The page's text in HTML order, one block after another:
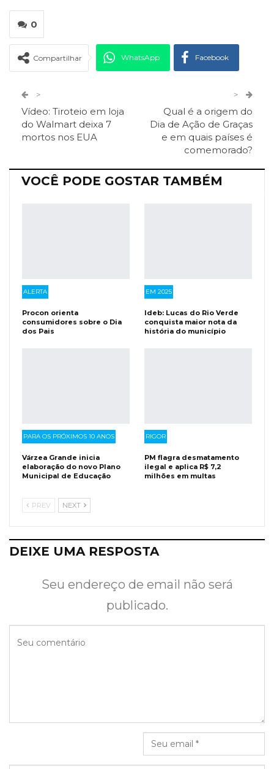
0
Compartilhar WhatsApp Facebook
Pinterest Telegram
O email
>
Vídeo: Tiroteio em loja
do Walmart deixa 7
mortos nos EUA
>
Qual é a origem do
Dia de Ação de Graças
e em quais países é
comemorado?
VOCÊ PODE GOSTAR TAMBÉM
ALERTA
Procon orienta
consumidores sobre o Dia
dos Pais
EM 2025
Ideb: Lucas do Rio Verde
conquista maior nota da
história do município
PARA OS PRÓXIMOS 10 ANOS
Várzea Grande inicia
elaboração do novo Plano
Municipal de Educação
RIGOR
PM flagra desmatamento
ilegal e aplica R$ 7,2
milhões em multas
PREV NEXT
DEIXE UMA RESPOSTA
Seu endereço de email não será
publicado.